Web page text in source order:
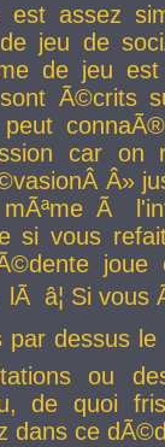
est assez
jeu de
de jeu
Ã©crits
peut
car
Â»
mÃªme Ã
si vous
â¦ Si vous
par dessus
ou
de quoi
dans ce